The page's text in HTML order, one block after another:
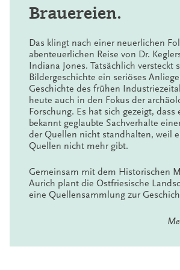
Januar 2009 Dr. Jan F. Kegler wahr.
Brauereien.
Das klingt nach einer neuerlichen
abenteuerlichen Reise von Dr.
Indiana Jones. Tatsächlich versteckt
Bildergeschichte ein seriöses
Geschichte des frühen
heute auch in den Fokus der
Forschung. Es hat sich gezeigt, dass
bekannt geglaubte Sachverhalte
der Quellen nicht standhalten, weil
Quellen nicht mehr gibt.
Gemeinsam mit dem Historischen
Aurich plant die Ostfriesische
eine Quellensammlung zur